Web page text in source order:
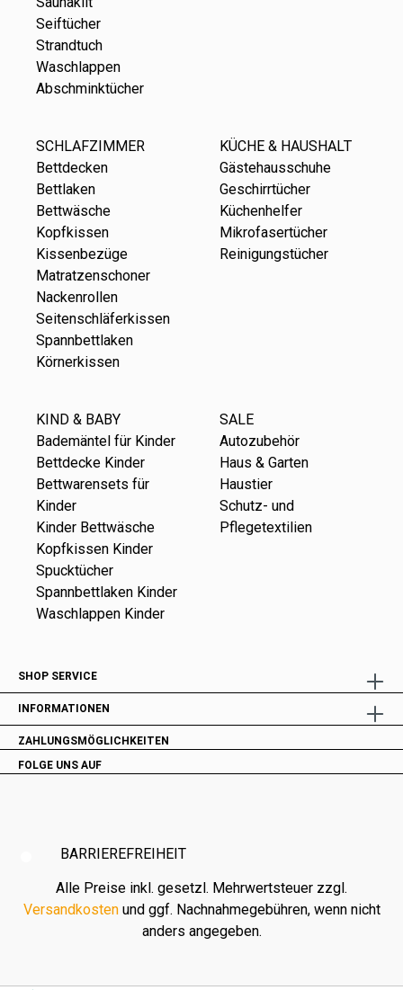
Seiftücher
Strandtuch
Waschlappen
Abschminktücher
SCHLAFZIMMER
Bettdecken
Bettlaken
Bettwäsche
Kopfkissen
Kissenbezüge
Matratzenschoner
Nackenrollen
Seitenschläferkissen
Spannbettlaken
Körnerkissen
KÜCHE & HAUSHALT
Gästehausschuhe
Geschirrtücher
Küchenhelfer
Mikrofasertücher
Reinigungstücher
KIND & BABY
Bademäntel für Kinder
Bettdecke Kinder
Bettwarensets für
Kinder
Kinder Bettwäsche
Kopfkissen Kinder
Spucktücher
Spannbettlaken Kinder
Waschlappen Kinder
SALE
Autozubehör
Haus & Garten
Haustier
Schutz- und
Pflegetextilien
SHOP SERVICE
INFORMATIONEN
ZAHLUNGSMÖGLICHKEITEN
FOLGE UNS AUF
BARRIEREFREIHEIT
Alle Preise inkl. gesetzl. Mehrwertsteuer zzgl.
Versandkostenund ggf. Nachnahmegebühren, wenn nicht
anders angegeben.